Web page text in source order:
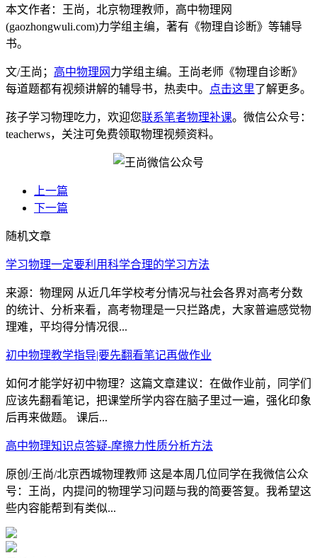
本文作者：王尚，北京物理教师，高中物理网
(gaozhongwuli.com)力学组主编，著有《物理自诊断》等辅导
书。
文/王尚； 高中物理网 力学组主编。王尚老师《物理自诊断》
每道题都有视频讲解的辅导书，热卖中。
点击这里了解更多。
孩子学习物理吃力，欢迎您联系笔者物理补课。微信公众号：
teacherws，关注可免费领取物理视频资料。
上一篇
下一篇
随机文章
学习物理一定要利用科学合理的学习方法
来源：物理网 从近几年学校考分情况与社会各界对高考分数
的统计、分析来看，高考物理是一只拦路虎，大家普遍感觉物
理难，平均得分情况很...
初中物理教学指导|要先翻看笔记再做作业
如何才能学好初中物理？这篇文章建议：在做作业前，同学们
应该先翻看笔记，把课堂所学内容在脑子里过一遍，强化印象
后再来做题。 课后...
高中物理知识点答疑-摩擦力性质分析方法
原创/王尚/北京西城物理教师 这是本周几位同学在我微信公众
号：王尚，内提问的物理学习问题与我的简要答复。我希望这
些内容能帮到有类似...